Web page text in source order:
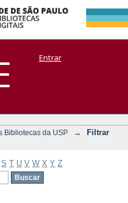
por:
+ CoriscoEntrar
Bibliotecas da USP →
Filtrar
S T U V W X Y Z